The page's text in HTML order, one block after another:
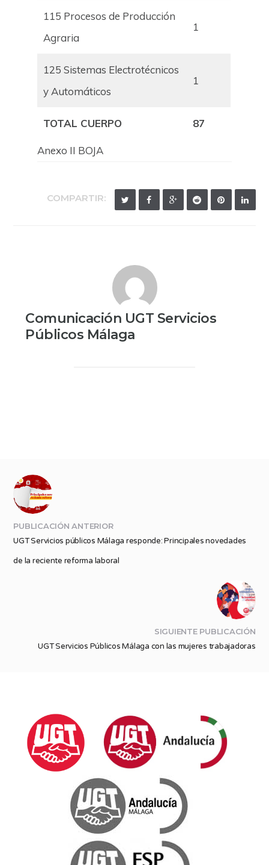
115 Procesos de Producción
Agraria
1
125 Sistemas Electrotécnicos
y Automáticos
1
TOTAL CUERPO 87
Anexo II BOJA
COMPARTIR:
Comunicación UGT Servicios
Públicos Málaga
PUBLICACIÓN ANTERIOR
UGT Servicios públicos Málaga responde: Principales novedades
de la reciente reforma laboral
SIGUIENTE PUBLICACIÓN
UGT Servicios Públicos Málaga con las mujeres trabajadoras